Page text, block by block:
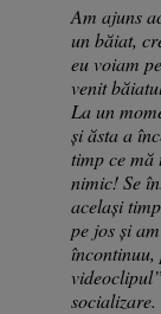
Am ajuns
un băiat,
eu voiam
venit
La un
și ăsta a
timp ce
nimic! Se
același
pe jos și
încontinuu,
socializare.